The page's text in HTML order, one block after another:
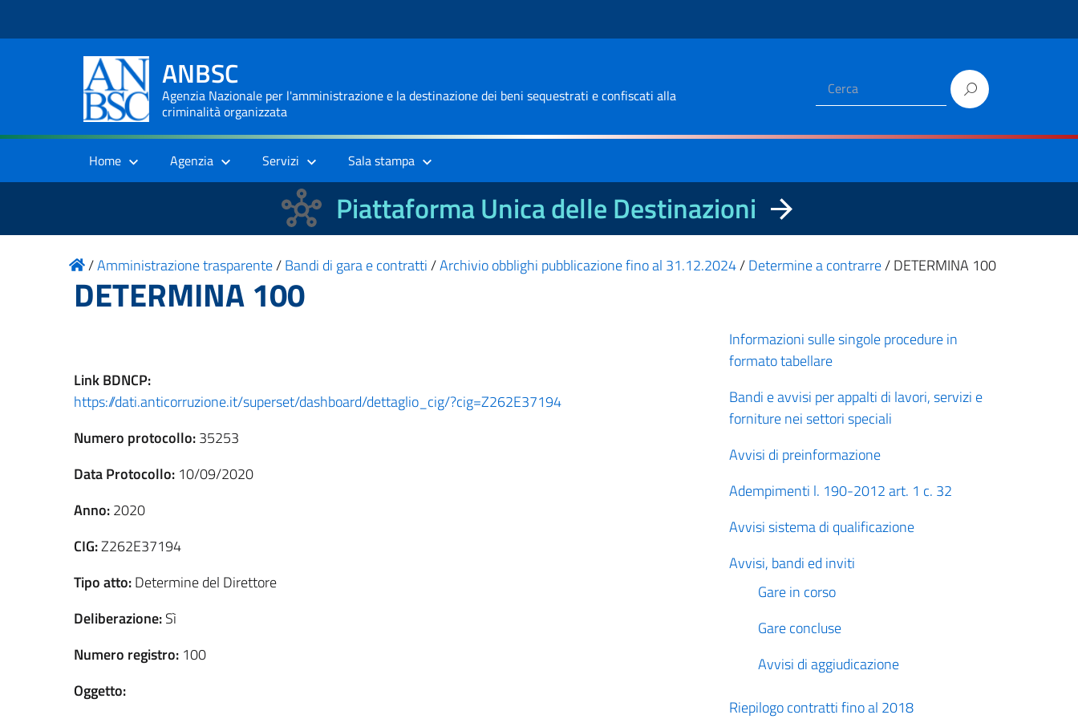
ANBSC
Agenzia Nazionale per l'amministrazione e la destinazione dei beni sequestrati e confiscati alla
criminalità organizzata
Home Agenzia Servizi Sala stampa
Piattaforma Unica delle Destinazioni
/Amministrazione trasparente/Bandi di gara e contratti/Archivio obblighi pubblicazione fino al 31.12.2024/Determine a contrarre/DETERMINA 100
DETERMINA 100
LinkBDNCP:
https://dati.anticorruzione.it/superset/dashboard/dettaglio_cig/?cig=Z262E37194
Numero protocollo:35253
Data Protocollo: 10/09/2020
Anno:2020
CIG:Z262E37194
Tipo atto:Determine del Direttore
Deliberazione:Sì
Numero registro: 100
Oggetto:
Informazioni sulle singole procedure in
formato tabellare
Bandi e avvisi per appalti di lavori, servizi e
forniture nei settori speciali
Avvisi di preinformazione
Adempimenti l. 190-2012 art. 1 c. 32
Avvisi sistema di qualificazione
Avvisi, bandi ed inviti
Gare in corso
Gare concluse
Avvisi di aggiudicazione
Riepilogo contratti fino al 2018